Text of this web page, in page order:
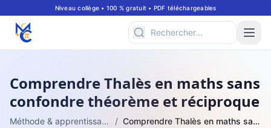
Niveau collège • 100 % gratuit • PDF téléchargeables
Comprendre Thalès en maths sans
confondre théorème et réciproque
Méthode & apprentissage /
Comprendre Thalès en maths sans confondre théorème et réciproque